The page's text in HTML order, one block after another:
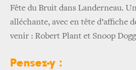
Fête du Bruit dans Landerneau.
alléchante, avec en tête d’affiche
venir : Robert Plant et Snoop Dogg
Pensez-y :